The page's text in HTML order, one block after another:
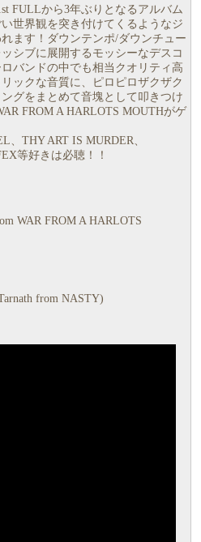
FULLから3年ぶりとなるアルバム
世界観を突き付けてくるようなジ
ます！ダウンテンポ/ダウンチュー
シブに展開するモッシーなデスコ
バンドの中でも相当クオリティ高
ックな音質に、ピロピロザクザク
グをまとめて音塊として叩きつけ
FROM A HARLOTS MOUTHがゲ
、THY ART IS MURDER、
等好きは必聴！！
WAR FROM A HARLOTS
from NASTY)